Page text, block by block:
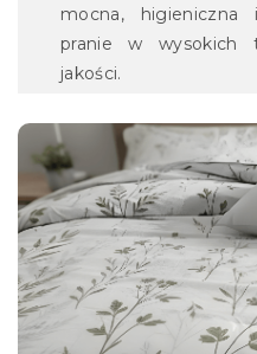
mocna,
pranie w wysokich
jakości.